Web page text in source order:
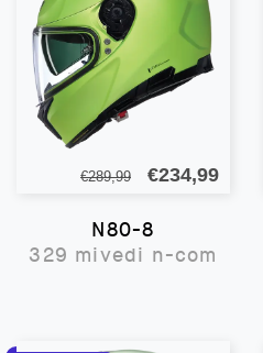
€289,99
Il
originale
era:
€234,99Il
N80-8
329 mivedi n-com